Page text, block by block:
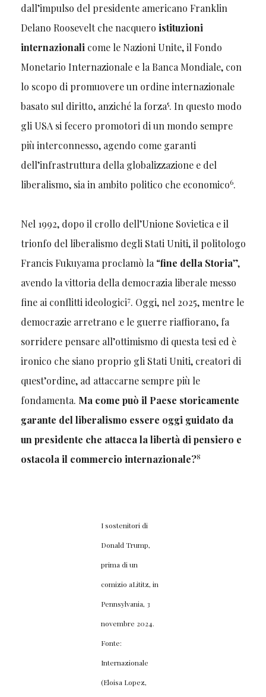
dall’impulso del presidente americano Franklin
Delano Roosevelt che nacquero istituzioni
internazionali come le Nazioni Unite, il Fondo
Monetario Internazionale e la Banca Mondiale, con
lo scopo di promuovere un ordine internazionale
basato sul diritto, anziché la forza5. In questo modo
gli USA si fecero promotori di un mondo sempre
più interconnesso, agendo come garanti
dell’infrastruttura della globalizzazione e del
liberalismo, sia in ambito politico che economico6.
Nel 1992, dopo il crollo dell’Unione Sovietica e il
trionfo del liberalismo degli Stati Uniti, il politologo
Francis Fukuyama proclamò la “fine della Storia”,
avendo la vittoria della democrazia liberale messo
fine ai conflitti ideologici7. Oggi, nel 2025, mentre le
democrazie arretrano e le guerre riaffiorano, fa
sorridere pensare all’ottimismo di questa tesi ed è
ironico che siano proprio gli Stati Uniti, creatori di
quest’ordine, ad attaccarne sempre più le
fondamenta. Ma come può il Paese storicamente
garante del liberalismo essere oggi guidato da
un presidente che attacca la libertà di pensiero e
ostacola il commercio internazionale?8
I sostenitori di
Donald Trump,
prima di un
comizio aLititz, in
Pennsylvania, 3
novembre 2024.
Fonte:
Internazionale
(Eloisa Lopez,